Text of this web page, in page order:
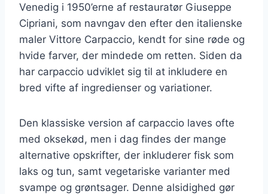
Venedig i 1950’erne af restauratør Giuseppe
Cipriani, som navngav den efter den italienske
maler Vittore Carpaccio, kendt for sine røde og
hvide farver, der mindede om retten. Siden da
har carpaccio udviklet sig til at inkludere en
bred vifte af ingredienser og variationer.
Den klassiske version af carpaccio laves ofte
med oksekød, men i dag findes der mange
alternative opskrifter, der inkluderer fisk som
laks og tun, samt vegetariske varianter med
svampe og grøntsager. Denne alsidighed gør